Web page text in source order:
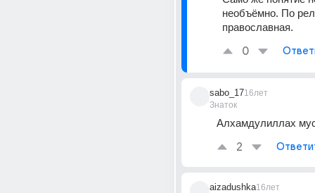
необъёмно. По
православная.
0
sabo_17
Знаток
16лет
Алхамдулиллах
2
aizadushka16лет